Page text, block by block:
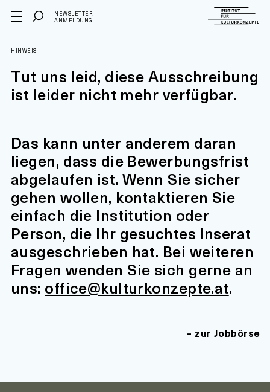
NEWSLETTER
ANMELDUNG
HINWEIS
Tut uns leid, diese Ausschreibung
ist leider nicht mehr verfügbar.
Das kann unter anderem daran
liegen, dass die Bewerbungsfrist
abgelaufen ist. Wenn Sie sicher
gehen wollen, kontaktieren Sie
einfach die Institution oder
Person, die Ihr gesuchtes Inserat
ausgeschrieben hat. Bei weiteren
Fragen wenden Sie sich gerne an
uns: office@kulturkonzepte.at.
zur Jobbörse